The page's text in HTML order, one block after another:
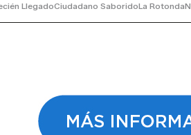
LlegadoCiudadano SaboridoLa Rotonda